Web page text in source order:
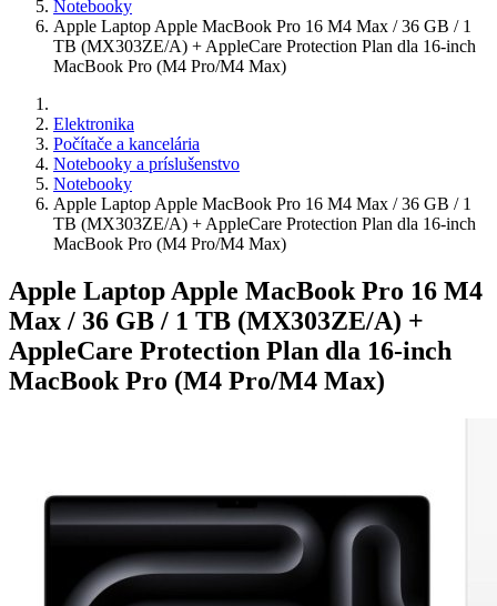
Notebooky
Apple Laptop Apple MacBook Pro 16 M4 Max / 36 GB / 1
TB (MX303ZE/A) + AppleCare Protection Plan dla 16-inch
MacBook Pro (M4 Pro/M4 Max)
Elektronika
Počítače a kancelária
Notebooky a príslušenstvo
Notebooky
Apple Laptop Apple MacBook Pro 16 M4 Max / 36 GB / 1
TB (MX303ZE/A) + AppleCare Protection Plan dla 16-inch
MacBook Pro (M4 Pro/M4 Max)
Apple Laptop Apple MacBook Pro 16 M4
Max / 36 GB / 1 TB (MX303ZE/A) +
AppleCare Protection Plan dla 16-inch
MacBook Pro (M4 Pro/M4 Max)